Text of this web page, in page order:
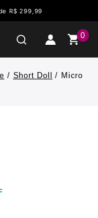
R$ 299,99
0
/ Short Doll / Micro